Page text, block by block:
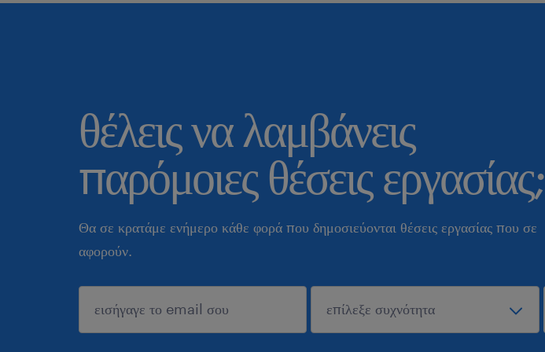
θέλεις να λαμβάνεις
παρόμοιες θέσεις εργασίας;
Θα σε κρατάμε ενήμερο κάθε φορά που δημοσιεύονται θέσεις εργασίας που σε
αφορούν.
sυποβολή